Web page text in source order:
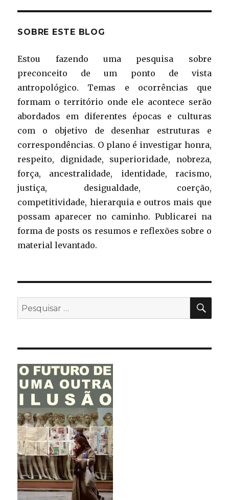
posts
NA
SOBRE ESTE BLOG
Estou fazendo uma pesquisa sobre
preconceito de um ponto de vista
antropológico. Temas e ocorrências que
formam o território onde ele acontece serão
abordados em diferentes épocas e culturas
com o objetivo de desenhar estruturas e
correspondências. O plano é investigar honra,
respeito, dignidade, superioridade, nobreza,
força, ancestralidade, identidade, racismo,
justiça, desigualdade, coerção,
competitividade, hierarquia e outros mais que
possam aparecer no caminho. Publicarei na
forma de posts os resumos e reflexões sobre o
material levantado.
Pesquisar
por: